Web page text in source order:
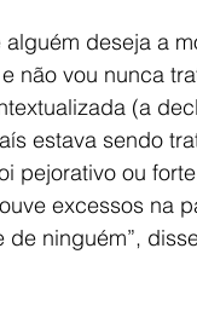
deseja a
não vou nunca
(a
estava sendo
pejorativo ou
excessos na
ninguém”,